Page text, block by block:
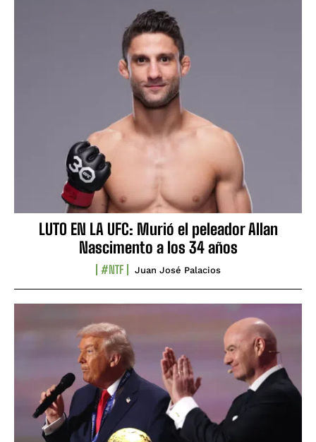
LUTO EN LA UFC: Murió el peleador Allan
Nascimento a los 34 años
#NTF Juan José Palacios